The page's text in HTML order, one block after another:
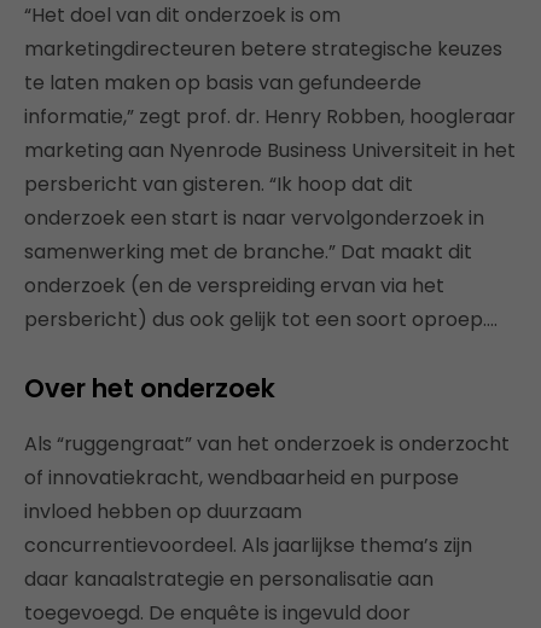
“Het doel van dit onderzoek is om
marketingdirecteuren betere strategische keuzes
te laten maken op basis van gefundeerde
informatie,” zegt prof. dr. Henry Robben, hoogleraar
marketing aan Nyenrode Business Universiteit in het
persbericht van gisteren. “Ik hoop dat dit
onderzoek een start is naar vervolgonderzoek in
samenwerking met de branche.” Dat maakt dit
onderzoek (en de verspreiding ervan via het
persbericht) dus ook gelijk tot een soort oproep….
Over het onderzoek
Als “ruggengraat” van het onderzoek is onderzocht
of innovatiekracht, wendbaarheid en purpose
invloed hebben op duurzaam
concurrentievoordeel. Als jaarlijkse thema’s zijn
daar kanaalstrategie en personalisatie aan
toegevoegd. De enquête is ingevuld door